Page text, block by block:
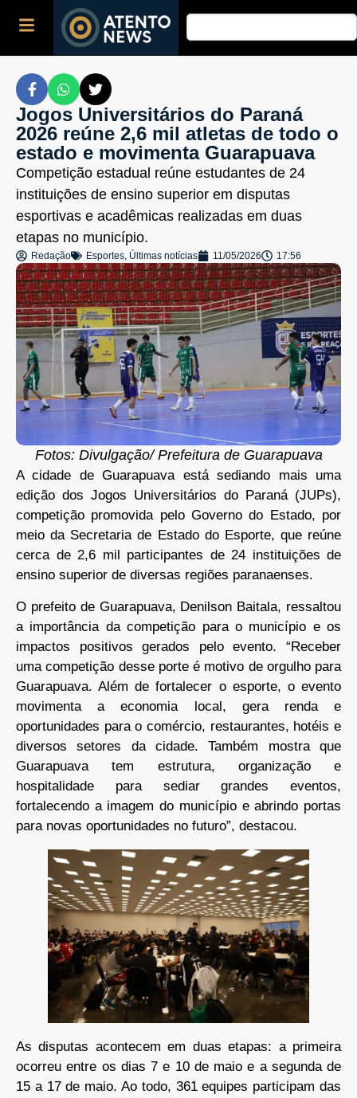
Jogos Universitários do Paraná
2026 reúne 2,6 mil atletas de todo o
estado e movimenta Guarapuava
Competição estadual reúne estudantes de 24
instituições de ensino superior em disputas
esportivas e acadêmicas realizadas em duas
etapas no município.
Redação Esportes, Últimas notícias 11/05/2026 17:56
Fotos: Divulgação/ Prefeitura de Guarapuava
A cidade de Guarapuava está sediando mais uma
edição dos Jogos Universitários do Paraná (JUPs),
competição promovida pelo Governo do Estado, por
meio da Secretaria de Estado do Esporte, que reúne
cerca de 2,6 mil participantes de 24 instituições de
ensino superior de diversas regiões paranaenses.
O prefeito de Guarapuava, Denilson Baitala, ressaltou
a importância da competição para o município e os
impactos positivos gerados pelo evento. “Receber
uma competição desse porte é motivo de orgulho para
Guarapuava. Além de fortalecer o esporte, o evento
movimenta a economia local, gera renda e
oportunidades para o comércio, restaurantes, hotéis e
diversos setores da cidade. Também mostra que
Guarapuava tem estrutura, organização e
hospitalidade para sediar grandes eventos,
fortalecendo a imagem do município e abrindo portas
para novas oportunidades no futuro”, destacou.
As disputas acontecem em duas etapas: a primeira
ocorreu entre os dias 7 e 10 de maio e a segunda de
15 a 17 de maio. Ao todo, 361 equipes participam das